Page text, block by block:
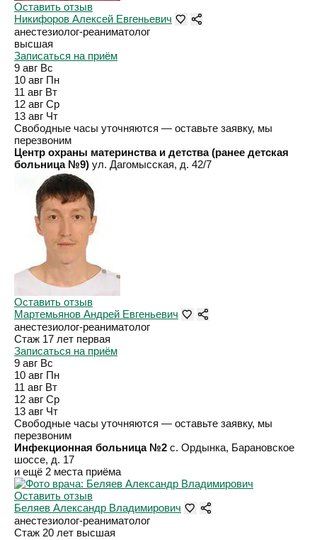
Оставить отзыв
Никифоров Алексей Евгеньевич
анестезиолог-реаниматолог
высшая
Записаться на приём
9 авг Вс
10 авг Пн
11 авг Вт
12 авг Ср
13 авг Чт
Свободные часы уточняются — оставьте заявку, мы
перезвоним
Центр охраны материнства и детства (ранее детская
больница №9) ул. Дагомысская, д. 42/7
Оставить отзыв
Мартемьянов Андрей Евгеньевич
анестезиолог-реаниматолог
Стаж 17 лет первая
Записаться на приём
9 авг Вс
10 авг Пн
11 авг Вт
12 авг Ср
13 авг Чт
Свободные часы уточняются — оставьте заявку, мы
перезвоним
Инфекционная больница №2 с. Ордынка, Барановское
шоссе, д. 17
и ещё 2 места приёма
Оставить отзыв
Беляев Александр Владимирович
анестезиолог-реаниматолог
Стаж 20 лет высшая